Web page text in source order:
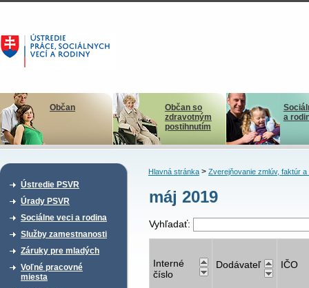
Občan
Občan so
zdravotným
postihnutím
a
Ústredie PSVR
Úrady PSVR
Sociálne veci a rodina
Služby zamestnanosti
Záruky pre mladých
Voľné pracovné
miesta
Hlavná stránka> Zverejňovanie zmlúv, faktúr a
máj 2019
Vyhľadať:
Interné
číslo
Dodávateľ IČO